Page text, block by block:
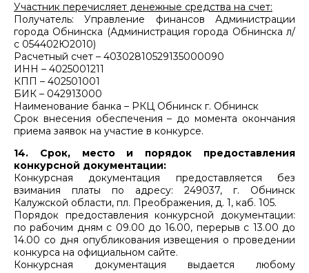
Участник перечисляет денежные средства на счет:
Получатель: Управление финансов Администрации
города Обнинска (Администрация города Обнинска л/
с 054402Ю2010)
Расчетный счет – 40302810529135000090
ИНН – 4025001211
КПП – 402501001
БИК – 042913000
Наименование банка – РКЦ Обнинск г. Обнинск
Срок внесения обеспечения – до момента окончания
приема заявок на участие в конкурсе.
14. Срок, место и порядок предоставления
конкурсной документации:
Конкурсная документация предоставляется без
взимания платы по адресу: 249037, г. Обнинск
Калужской области, пл. Преображения, д. 1, каб. 105.
Порядок предоставления конкурсной документации:
по рабочим дням с 09.00 до 16.00, перерыв с 13.00 до
14.00 со дня опубликования извещения о проведении
конкурса на официальном сайте.
Конкурсная документация выдается любому